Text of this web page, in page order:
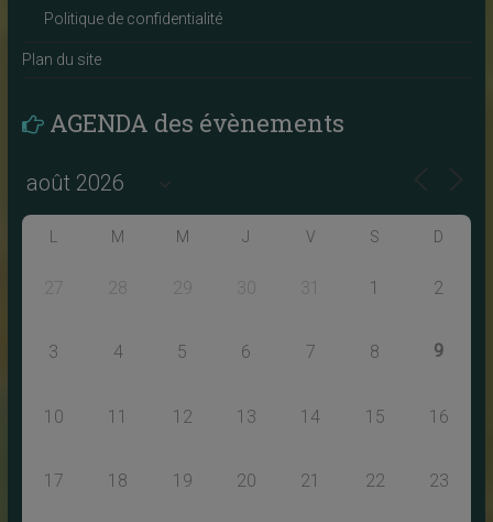
Politique de confidentialité
Plan du site
AGENDA des évènements
M M J V S D
27 28 29 30 31 1 2
3 4 5 6 7 8 9
10 11 12 13 14 15 16
17 18 19 20 21 22 23